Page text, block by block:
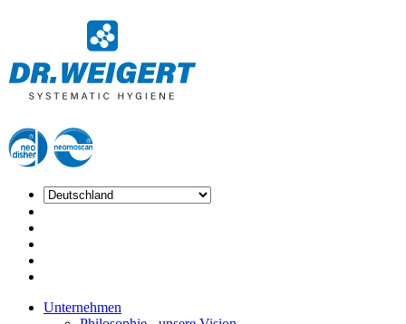
Unternehmen